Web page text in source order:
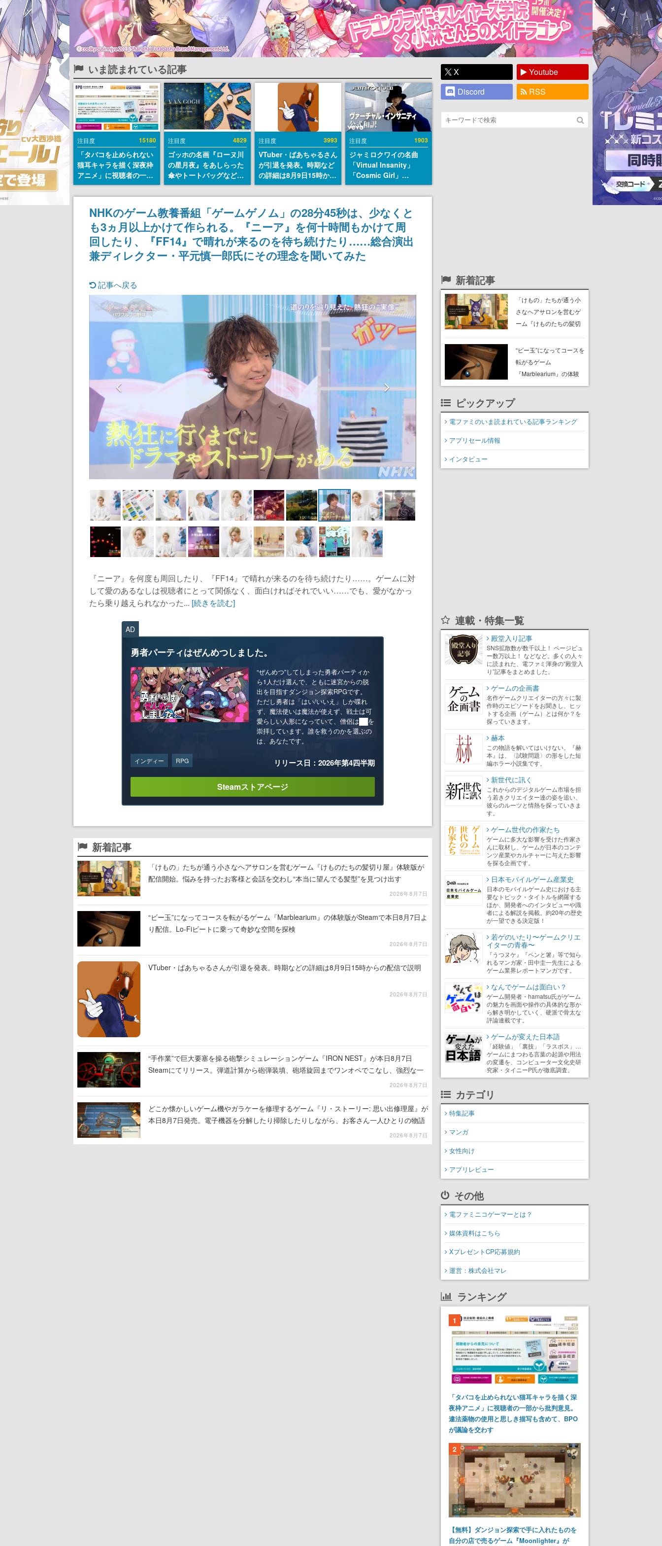
いま読まれている記事
注目度 15180
「タバコを止められない
猫耳キャラを描く深夜枠
アニメ」に視聴者の一部
から批判意見。違法薬物
の使用と思しき描写も含
めて、BPOが議論を交わ
注目度 4829
ゴッホの名画『ローヌ川
の星月夜』をあしらった
傘やトートバッグなどが
登場。8月7日21時より2
日間限定で予約販売
注目度 3993
VTuber・ばあちゃるさん
が引退を発表。時期など
の詳細は8月9日15時から
の配信で説明
注目度 1903
ジャミロクワイの名曲
「Virtual Insanity」
「Cosmic Girl」
「Canned Heat」公式日
本語字幕付きMVがいき
なり公開！「SUMMER
SONIC 2026」での9年ぶ
りとなる日本公演を記念
NHKのゲーム教養番組「ゲームゲノム」の28分45秒は、少なくと
も3ヵ月以上かけて作られる。『ニーア』を何十時間もかけて周
回したり、『FF14』で晴れが来るのを待ち続けたり……総合演出
兼ディレクター・平元慎一郎氏にその理念を聞いてみた
記事へ戻る
8 / 19
『ニーア』を何度も周回したり、『FF14』で晴れが来るのを待ち続けたり……。ゲームに対
して愛のあるなしは視聴者にとって関係なく、面白ければそれでいい……でも、愛がなかっ
たら乗り越えられなかった... [続きを読む]
AD
勇者パーティはぜんめつしました。
“ぜんめつ”してしまった勇者パーティか
ら1人だけ選んで、ともに迷宮からの脱
出を目指すダンジョン探索RPGです。
ただし勇者は「はい/いいえ」しか喋れ
ず、魔法使いは魔法が使えず、戦士は可
愛らしい人形になっていて、僧侶は██を
崇拝しています。誰を救うのかを選ぶの
は、あなたです。
インディー RPG リリース日：2026年第4四半期
Steamストアページ
新着記事
「けもの」たちが通う小さなヘアサロンを営むゲーム『けものたちの髪切り屋』体験版が
配信開始。悩みを持ったお客様と会話を交わし“本当に望んでる髪型”を見つけ出す
2026年8月7日
“ビー玉”になってコースを転がるゲーム『Marblearium』の体験版がSteamで本日8月7日よ
り配信。Lo-Fiビートに乗って奇妙な空間を探検
2026年8月7日
VTuber・ばあちゃるさんが引退を発表。時期などの詳細は8月9日15時からの配信で説明
2026年8月7日
“手作業”で巨大要塞を操る砲撃シミュレーションゲーム『IRON NEST』が本日8月7日
Steamにてリリース。弾道計算から砲弾装填、砲塔旋回までワンオペでこなし、強烈な一
2026年8月7日
どこか懐かしいゲーム機やガラケーを修理するゲーム『リ・ストーリー: 思い出修理屋』が
本日8月7日発売。電子機器を分解したり掃除したりしながら、お客さん一人ひとりの物語
2026年8月7日
X
Youtube
Discord
RSS
新着記事
「けもの」たちが通う小
さなヘアサロンを営むゲ
ーム『けものたちの髪切
始。悩みを持ったお客様
と会話を交わし“本当に望
んでる髪型”を見つけ出す
“ビー玉”になってコースを
転がるゲーム
『Marblearium』の体験
版がSteamで本日8月7日
ピックアップ
電ファミのいま読まれている記事ランキング
アプリセール情報
インタビュー
連載・特集一覧
殿堂入り記事
SNS拡散数が数千以上！ ページビュ
ー数万以上！ などなど。多くの人々
に読まれた、電ファミ渾身の“殿堂入
り”記事をまとめました。
ゲームの企画書
名作ゲームクリエイターの方々に製
作時のエピソードをお聞きし、ヒッ
トする企画（ゲーム）とは何か？を
探っていきます。
赫本
この物語を解いてはいけない。『赫
本』は、〈試験問題〉の形をした短
編ホラー小説集です。
新世代に訊く
これからのデジタルゲーム市場を担
う若きクリエイター達の姿を追い、
彼らのルーツと情熱を探っていきま
す。
ゲーム世代の作家たち
ゲームに多大な影響を受けた作家さ
んに取材し、ゲームが日本のコンテ
ンツ産業やカルチャーに与えた影響
を探る企画です。
日本モバイルゲーム産業史
日本のモバイルゲーム史における主
要なトピック・タイトルを網羅する
ほか、開発者へのインタビューや識
者による解説を掲載。約20年の歴史
が一望できる決定版！
若ゲのいたり〜ゲームクリエ
イターの青春〜
『うつヌケ』『ペンと箸』等で知ら
れるマンガ家・田中圭一先生による
ゲーム業界レポートマンガです。
なんでゲームは面白い？
ゲーム開発者・hamatsu氏がゲーム
の魅力を画面や操作の具体的な形か
ら解き明かしていく、硬派で骨太な
評論連載です。
ゲームが変えた日本語
「経験値」「裏技」「ラスボス」…
ゲームにまつわる言葉の起源や用法
の変遷を、コンピューター文化史研
究家・タイニーP氏が徹底調査。
カテゴリ
特集記事
マンガ
女性向け
アプリレビュー
その他
電ファミニコゲーマーとは？
媒体資料はこちら
XプレゼントCP応募規約
運営：株式会社マレ
ランキング
1
「タバコを止められない猫耳キャラを描く深
夜枠アニメ」に視聴者の一部から批判意見。
違法薬物の使用と思しき描写も含めて、BPO
が議論を交わす
2
【無料】ダンジョン探索で手に入れたものを
自分の店で売るゲーム『Moonlighter』が